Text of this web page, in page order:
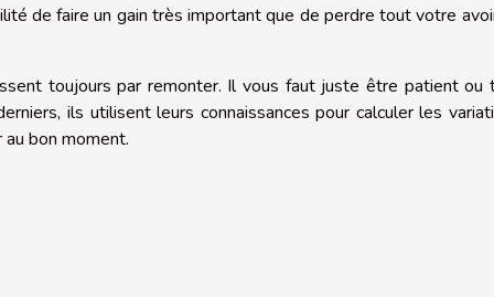
de faire un gain très important que de perdre tout votre
toujours par remonter. Il vous faut juste être patient ou
ils utilisent leurs connaissances pour calculer les
bon moment.